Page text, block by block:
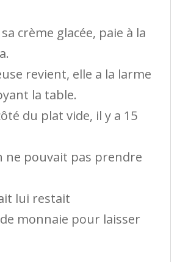
crème glacée, paie à la
revient, elle a la larme
la table.
du plat vide, il y a 15
ne pouvait pas prendre
lui restait
monnaie pour laisser